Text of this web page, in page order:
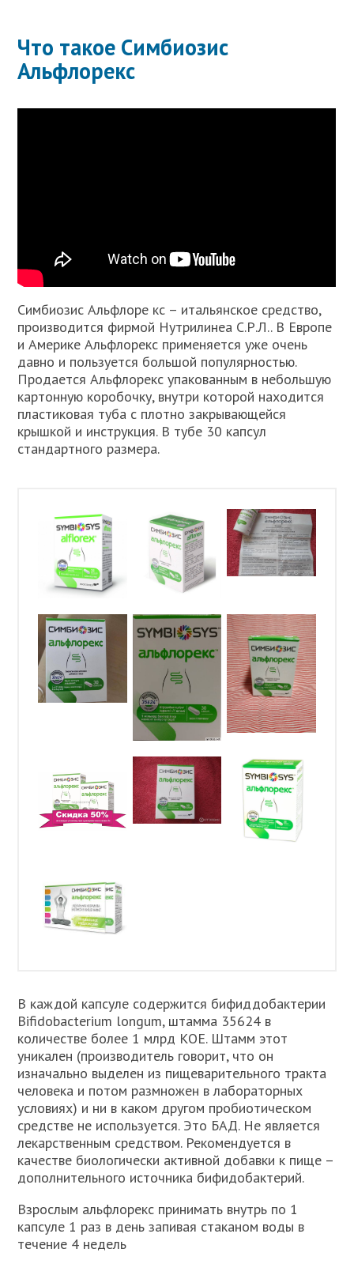
Что такое Симбиозис
Альфлорекс
Симбиозис Альфлоре кс – итальянское средство,
производится фирмой Нутрилинеа С.Р.Л.. В Европе
и Америке Альфлорекс применяется уже очень
давно и пользуется большой популярностью.
Продается Альфлорекс упакованным в небольшую
картонную коробочку, внутри которой находится
пластиковая туба с плотно закрывающейся
крышкой и инструкция. В тубе 30 капсул
стандартного размера.
В каждой капсуле содержится бифиддобактерии
Bifidobacterium longum, штамма 35624 в
количестве более 1 млрд КОЕ. Штамм этот
уникален (производитель говорит, что он
изначально выделен из пищеварительного тракта
человека и потом размножен в лабораторных
условиях) и ни в каком другом пробиотическом
средстве не используется. Это БАД. Не является
лекарственным средством. Рекомендуется в
качестве биологически активной добавки к пище –
дополнительного источника бифидобактерий.
Взрослым альфлорекс принимать внутрь по 1
капсуле 1 раз в день запивая стаканом воды в
течение 4 недель